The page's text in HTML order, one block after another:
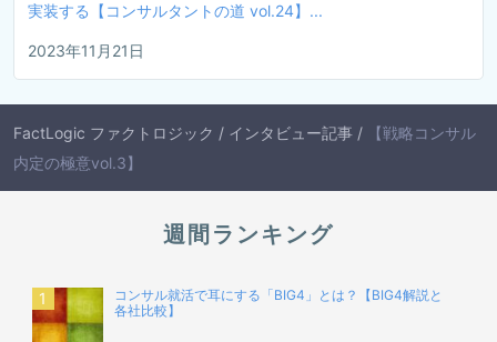
実装する【コンサルタントの道 vol.24】...
2023年11月21日
FactLogic ファクトロジック / インタビュー記事 /
【戦略コンサル
内定の極意vol.3】
週間ランキング
コンサル就活で耳にする「BIG4」とは？【BIG4解説と
各社比較】